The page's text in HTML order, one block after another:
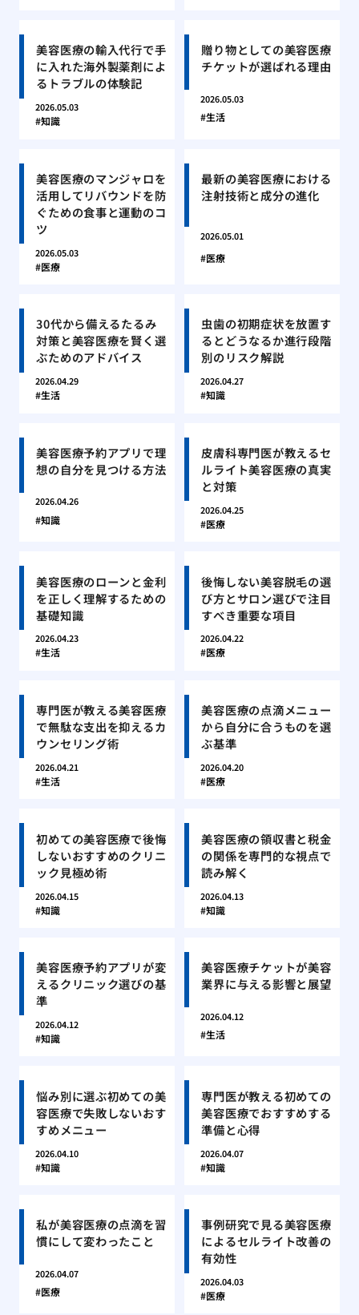
美容医療の輸入代行で手
に入れた海外製薬剤によ
るトラブルの体験記
2026.05.03
知識
贈り物としての美容医療
チケットが選ばれる理由
2026.05.03
生活
美容医療のマンジャロを
活用してリバウンドを防
ぐための食事と運動のコ
ツ
2026.05.03
医療
最新の美容医療における
注射技術と成分の進化
2026.05.01
医療
30代から備えるたるみ
対策と美容医療を賢く選
ぶためのアドバイス
2026.04.29
生活
虫歯の初期症状を放置す
るとどうなるか進行段階
別のリスク解説
2026.04.27
知識
美容医療予約アプリで理
想の自分を見つける方法
2026.04.26
知識
皮膚科専門医が教えるセ
ルライト美容医療の真実
と対策
2026.04.25
医療
美容医療のローンと金利
を正しく理解するための
基礎知識
2026.04.23
生活
後悔しない美容脱毛の選
び方とサロン選びで注目
すべき重要な項目
2026.04.22
医療
専門医が教える美容医療
で無駄な支出を抑えるカ
ウンセリング術
2026.04.21
生活
美容医療の点滴メニュー
から自分に合うものを選
ぶ基準
2026.04.20
医療
初めての美容医療で後悔
しないおすすめのクリニ
ック見極め術
2026.04.15
知識
美容医療の領収書と税金
の関係を専門的な視点で
読み解く
2026.04.13
知識
美容医療予約アプリが変
えるクリニック選びの基
準
2026.04.12
知識
美容医療チケットが美容
業界に与える影響と展望
2026.04.12
生活
悩み別に選ぶ初めての美
容医療で失敗しないおす
すめメニュー
2026.04.10
知識
専門医が教える初めての
美容医療でおすすめする
準備と心得
2026.04.07
知識
私が美容医療の点滴を習
慣にして変わったこと
2026.04.07
医療
事例研究で見る美容医療
によるセルライト改善の
有効性
2026.04.03
医療